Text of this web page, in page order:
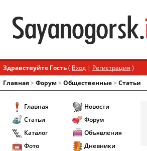
Здравствуйте Гость( Вход | Регистрация )
Главная> Форум> Общественные> Статьи
Главная
Статьи
Каталог
Фото
Новости
Форум
Объявления
Дневники